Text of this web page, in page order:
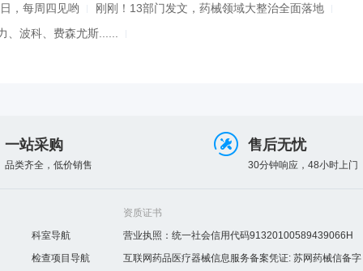
，每周四见哟
刚刚！13部门发文，药械领域大整治全面落地
、波科、费森尤斯......
一站采购
品类齐全，低价销售
售后无忧
30分钟响应，48小时上门
科室导航
检查项目导航
资质证书
营业执照：统一社会信用代码91320100589439066H
互联网药品医疗器械信息服务备案凭证: 苏网药械信备